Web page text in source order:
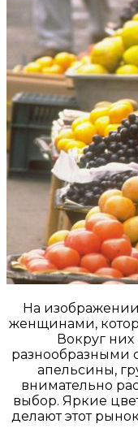
На
женщинами,
Вокруг
разнообразными
апельсины,
внимательно
выбор. Яркие
делают этот